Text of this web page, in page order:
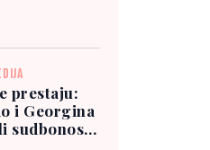
prestaju:
i Georgina